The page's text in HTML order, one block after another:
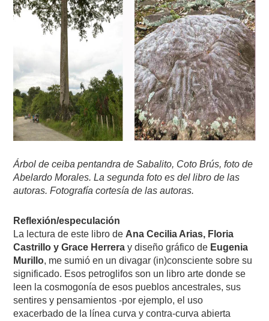
Árbol de ceiba pentandra de Sabalito, Coto Brús, foto de
Abelardo Morales. La segunda foto es del libro de las
autoras. Fotografía cortesía de las autoras.
Reflexión/especulación
La lectura de este libro deAna Cecilia Arias, Floria
Castrillo y Grace Herreray diseño gráfico de Eugenia
Murillo, me sumió en un divagar (in)consciente sobre su
significado. Esos petroglifos son un libro arte donde se
leen la cosmogonía de esos pueblos ancestrales, sus
sentires y pensamientos -por ejemplo, el uso
exacerbado de la línea curva y contra-curva abierta